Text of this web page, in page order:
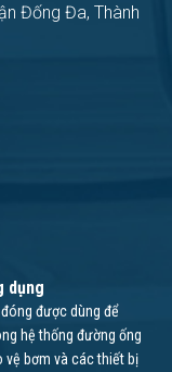
Đống Đa, Thành
dụng
được dùng để
hệ thống đường ống
vệ bơm và các thiết bị